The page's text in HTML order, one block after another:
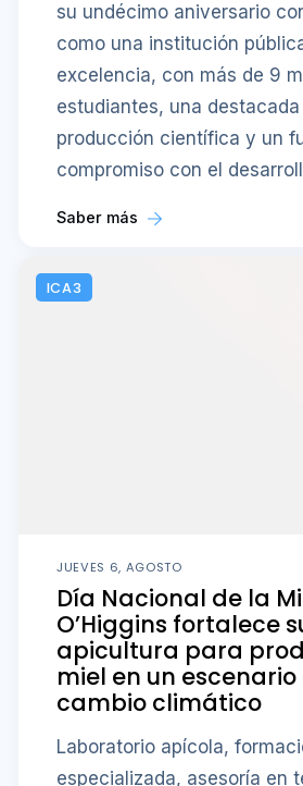
su undécimo aniversario
como una institución
excelencia, con más de 9
estudiantes, una destacada
producción científica y un
compromiso con el
Saber más
ICA3
JUEVES 6, AGOSTO
Día Nacional de la
O’Higgins fortalece
apicultura para
miel en un escenario
cambio climático
Laboratorio apícola,
especializada, asesoría en